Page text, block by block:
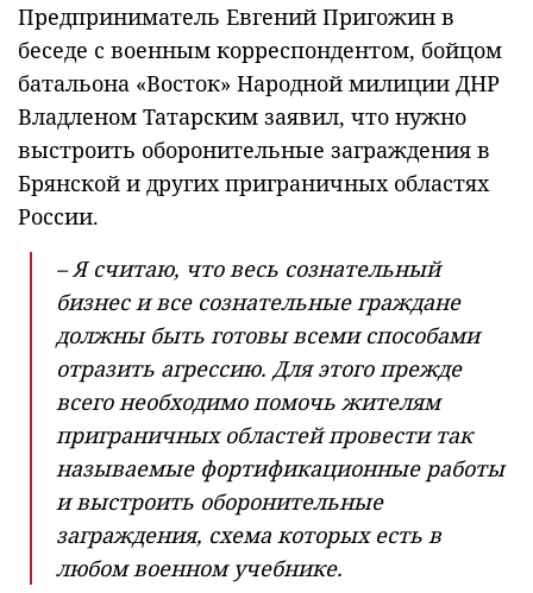
Предприниматель Евгений Пригожин в
беседе с военным корреспондентом, бойцом
батальона «Восток» Народной милиции ДНР
Владленом Татарским заявил, что нужно
выстроить оборонительные заграждения в
Брянской и других приграничных областях
России.
– Я считаю, что весь сознательный
бизнес и все сознательные граждане
должны быть готовы всеми способами
отразить агрессию. Для этого прежде
всего необходимо помочь жителям
приграничных областей провести так
называемые фортификационные работы
и выстроить оборонительные
заграждения, схема которых есть в
любом военном учебнике.